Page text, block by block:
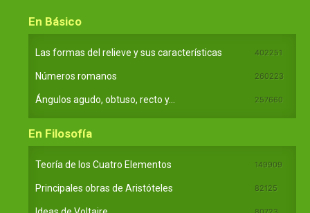
En Básico
Las formas del relieve y sus características 402251
Números romanos 260223
Ángulos agudo, obtuso, recto y... 257660
En Filosofía
Teoría de los Cuatro Elementos 149909
Principales obras de Aristóteles 82125